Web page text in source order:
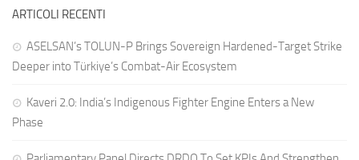
ARTICOLI RECENTI
ASELSAN’s TOLUN-P Brings Sovereign Hardened-Target Strike
Deeper into Türkiye’s Combat-Air Ecosystem
Kaveri 2.0: India’s Indigenous Fighter Engine Enters a New
Phase